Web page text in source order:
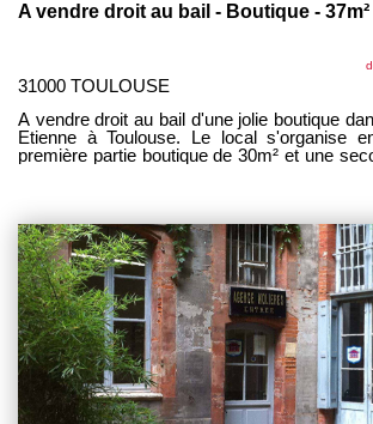
31000 TOULOUSE
A vendre droit au bail d'une jolie boutique
Etienne à Toulouse. Le local s'organise en deux partie une
première partie boutique de 30m² et une seconde partie de 7m²
Provision sur charges 300 euros/trimestre